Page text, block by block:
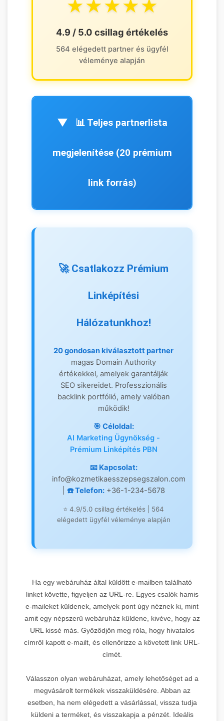
★★★★★
4.9 / 5.0 csillag értékelés
564 elégedett partner és ügyfél
véleménye alapján
📊 Teljes partnerlista
megjelenítése (20 prémium
link forrás)
1.
Keresőmarketing
Ügynökség Blog
legerősebb keresőmarketing
blogja kiemelkedő domain
Anchor Text:"Prémium
linképítés" |Domain Rating:82
1.
Keresőmarketing Blog
felfedezése
→
🎯
Synthasite
DR 71
keresőmarketing specializálódott
platform Budapest legnagyobb
prémium linképítési hálózatával.
Orvosi és wellness szektorban
3.
🚀 Csatlakozz Prémium
Linképítési
Hálózatunkhoz!
20 gondosan kiválasztott partner
magas Domain Authority
értékekkel, amelyek garantálják
SEO sikereidet. Professzionális
backlink portfólió, amely valóban
működik!
🎯 Céloldal:
AI Marketing Ügynökség -
Prémium Linképítés PBN
📧 Kapcsolat:
info@kozmetikaesszepsegszalon.com
☎️ Telefon:+36-1-234-5678
⭐ 4.9/5.0 csillag értékelés | 564
elégedett ügyfél véleménye alapján
Ha egy webáruház által küldött e-mailben található
linket követte, figyeljen az URL-re. Egyes csalók hamis
e-maileket küldenek, amelyek pont úgy néznek ki, mint
amit egy népszerű webáruház küldene, kivéve, hogy az
URL kissé más. Győződjön meg róla, hogy hivatalos
címről kapott e-mailt, és ellenőrizze a követett link URL-
címét.
Válasszon olyan webáruházat, amely lehetőséget ad a
megvásárolt termékek visszaküldésére. Abban az
esetben, ha nem elégedett a vásárlással, vissza tudja
küldeni a terméket, és visszakapja a pénzét. Ideális